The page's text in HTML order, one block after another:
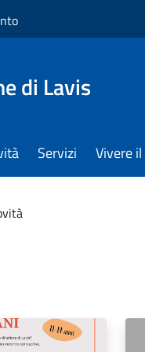
di Lavis
Servizi Vivere